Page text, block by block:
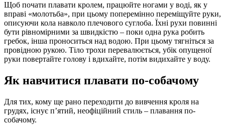
Щоб почати плавати кролем, працюйте ногами у воді, як у
вправі «молотьба», при цьому поперемінно переміщуйте руки,
описуючи кола навколо плечового суглоба. Їхні рухи повинні
бути рівномірними за швидкістю – поки одна рука робить
гребок, інша проноситься над водою. При цьому тягніться за
провідною рукою. Тіло трохи перевалюється, убік опущеної
руки повертайте голову і вдихайте, потім видихайте у воду.
Як навчитися плавати по-собачому
Для тих, кому ще рано переходити до вивчення кроля на
грудях, існує п’ятий, неофіційний стиль – плавання по-
собачому.